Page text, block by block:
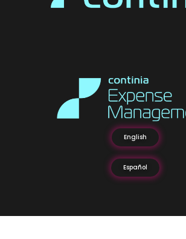
English
Español